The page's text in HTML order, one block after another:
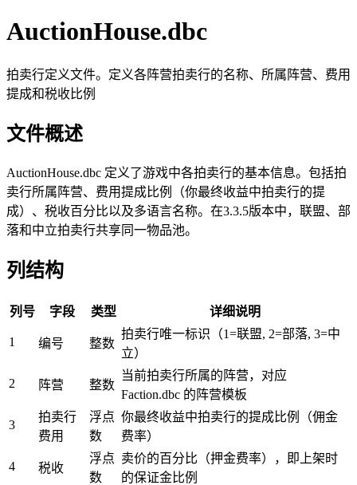
AuctionHouse.dbc
拍卖行定义文件。定义各阵营拍卖行的名称、所属阵营、费用
提成和税收比例
文件概述
AuctionHouse.dbc 定义了游戏中各拍卖行的基本信息。包括拍
卖行所属阵营、费用提成比例（你最终收益中拍卖行的提
成）、税收百分比以及多语言名称。在3.3.5版本中，联盟、部
落和中立拍卖行共享同一物品池。
列结构
列号 字段 类型 详细说明
1 编号 整数
拍卖行唯一标识（1=联盟, 2=部落, 3=中
立）
2 阵营 整数
当前拍卖行所属的阵营，对应
Faction.dbc 的阵营模板
3
拍卖行
费用
浮点
数
你最终收益中拍卖行的提成比例（佣金
费率）
4 税收
浮点
数
卖价的百分比（押金费率），即上架时
的保证金比例